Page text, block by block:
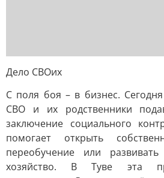
Дело СВОих
С поля боя – в бизнес.
СВО и их родственники
заключение социального
помогает открыть
переобучение или
хозяйство. В Туве эта